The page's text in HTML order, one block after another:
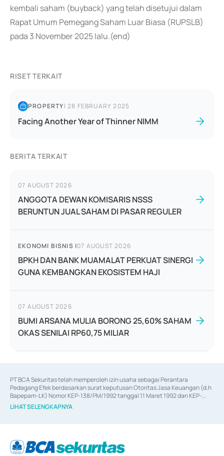
kembali saham (buyback) yang telah disetujui dalam
Rapat Umum Pemegang Saham Luar Biasa (RUPSLB)
pada 3 November 2025 lalu.(end)
RISET TERKAIT
PROPERTY|28 FEBRUARY 2025
Facing Another Year of Thinner NIMM
BERITA TERKAIT
07 AUGUST 2026
ANGGOTA DEWAN KOMISARIS NSSS
BERUNTUN JUAL SAHAM DI PASAR REGULER
EKONOMI BISNIS |07 AUGUST 2026
BPKH DAN BANK MUAMALAT PERKUAT SINERGI
GUNA KEMBANGKAN EKOSISTEM HAJI
07 AUGUST 2026
BUMI ARSANA MULIA BORONG 25,60% SAHAM
OKAS SENILAI RP60,75 MILIAR
PT BCA Sekuritas telah memperoleh izin usaha sebagai Perantara
Pedagang Efek berdasarkan surat keputusan Otoritas Jasa Keuangan (d.h
Bapepam-LK) Nomor KEP-138/PM/1992 tanggal 11 Maret 1992 dan KEP-
06/D.04/2014 tanggal 28 Februari 2014, izin usaha sebagai Penjamin Emisi
Efek berdasarkan surat keputusan Otoritas Jasa Keuangan Nomor KEP-
berdasarkan surat keputusan Otoritas Jasa Keuangan Nomor S-
67/PM.21/2017 tanggal 3 Februari 2017, dan beberapa izin usaha lainnya
LIHAT SELENGKAPNYA